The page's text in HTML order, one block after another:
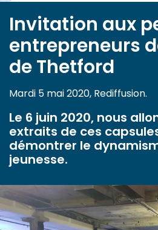
Invitation aux
entrepreneurs
de Thetford
Mardi 5 mai 2020, Rediffusion.
Le 6 juin 2020, nous
extraits de ces
démontrer le
jeunesse.